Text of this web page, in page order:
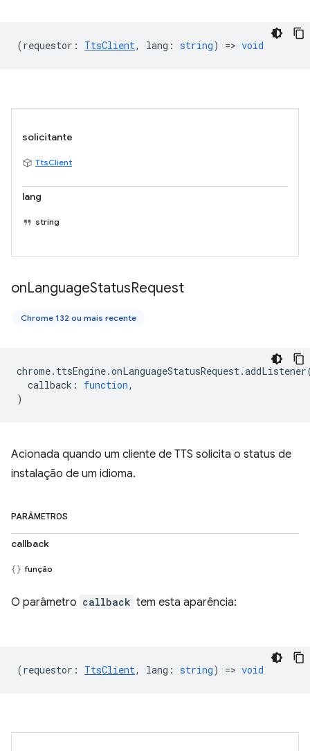
(requestor : TtsClient, lang : string) => void
solicitante
TtsClient
lang
string
onLanguageStatusRequest
Chrome 132 ou mais recente
chrome. ttsEngine.onLanguageStatusRequest.addListener
callback : function,
)
Acionada quando um cliente de TTS solicita o status de
instalação de um idioma.
PARÂMETROS
callback
função
O parâmetro callback tem esta aparência:
(requestor : TtsClient, lang : string) => void